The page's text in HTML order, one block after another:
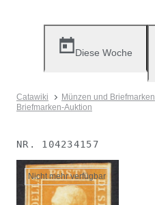
Diese Woche
Catawiki Münzen und Briefmarken
Briefmarken-Auktion
NR. 104234157
Nicht mehr verfügbar